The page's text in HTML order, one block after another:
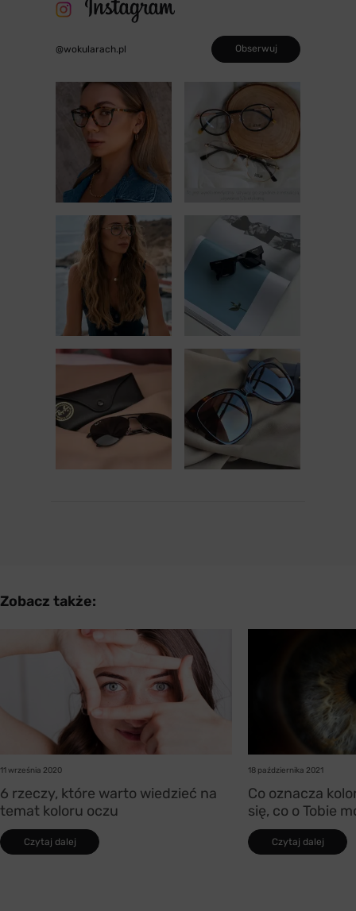
@wokularach.pl Obserwuj
Zobacz także:
11 września 2020
6 rzeczy, które warto wiedzieć na
temat koloru oczu
Czytaj dalej
18 października 2021
Co oznacza
się, co o Tobie
Czytaj dalej